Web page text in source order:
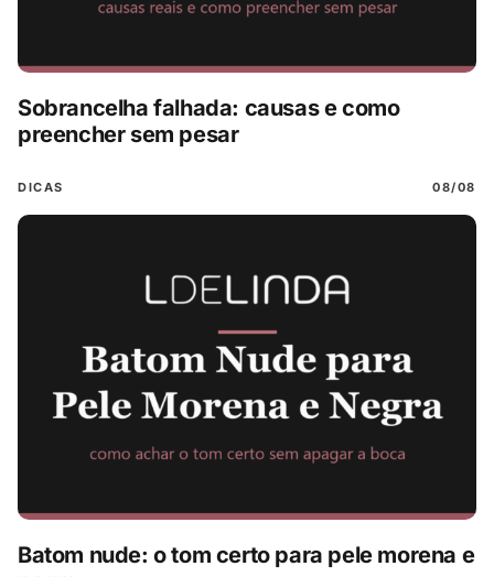
Sobrancelha falhada: causas e como
preencher sem pesar
DICAS 08/08
Batom nude: o tom certo para pele morena e